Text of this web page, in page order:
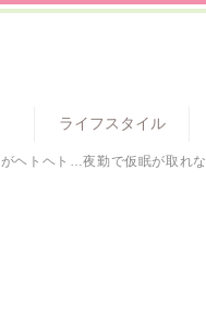
ライフスタイル
ヘトヘト…夜勤で仮眠が取れ